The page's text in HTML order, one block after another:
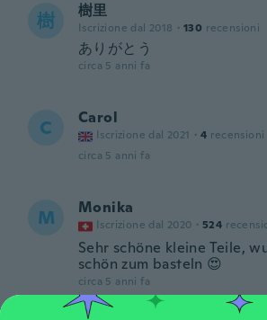
樹 樹里
Iscrizione dal 2018 · 130 recensioni
ありがとう
circa 5 anni fa
C Carol
Iscrizione dal 2021 · 4 recensioni
circa 5 anni fa
M Monika
Iscrizione dal 2020 · 524
Sehr schöne kleine Teile,
schön zum basteln 😍
circa 5 anni fa